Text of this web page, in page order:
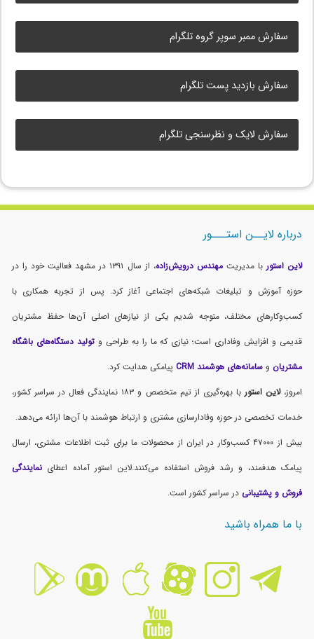
سفارش ممبر سوپر گروه تلگرام
سفارش بازدید پست تلگرام
سفارش لایک و نظرسنجی تلگرام